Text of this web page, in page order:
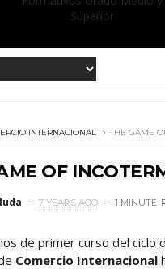
Superior
INTERNACIONAL THE GAME
OF
7 YEARS AGO 1 MINUTE
de primer curso del ciclo
Comercio Internacional